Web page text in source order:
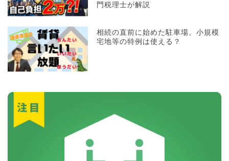
門税理士が解説
相続の直前に始めた駐車場。小規模
宅地等の特例は使える？